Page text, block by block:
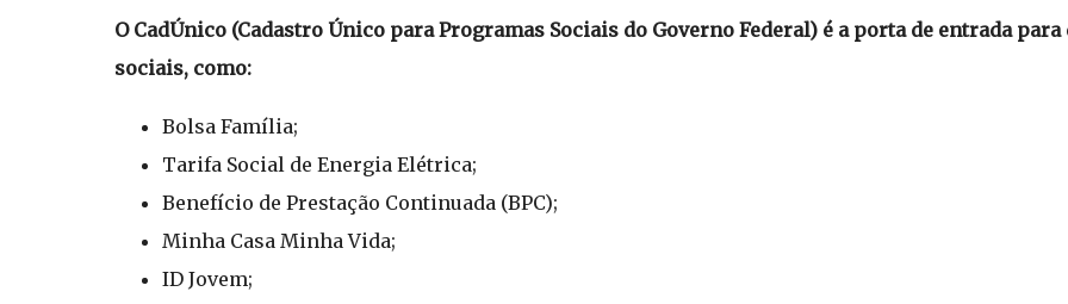
O CadÚnico (Cadastro Único para Programas Sociais do Governo Federal) é a porta de entrada
sociais, como:
Bolsa Família;
Tarifa Social de Energia Elétrica;
Benefício de Prestação Continuada (BPC);
Minha Casa Minha Vida;
ID Jovem;